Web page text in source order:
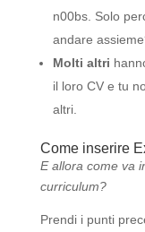
n00bs. Solo
andare
Molti altri
il loro CV e tu
altri.
Come inserire
E allora come va
curriculum?
Prendi i punti